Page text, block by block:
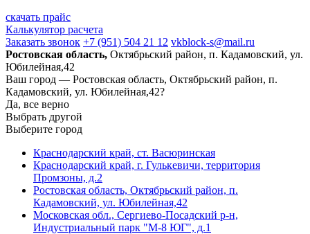
скачать прайс
Калькулятор расчета
Заказать звонок +7 (951) 504 21 12 vkblock-s@mail.ru
Ростовская область, Октябрьский район, п. Кадамовский, ул.
Юбилейная,42
Ваш город — Ростовская область, Октябрьский район, п.
Кадамовский, ул. Юбилейная,42?
Да, все верно
Выбрать другой
Выберите город
Краснодарский край, ст. Васюринская
Краснодарский край, г. Гулькевичи, территория
Промзоны, д.2
Ростовская область, Октябрьский район, п.
Кадамовский, ул. Юбилейная,42
Московская обл., Сергиево-Посадский р-н,
Индустриальный парк "М-8 ЮГ", д.1